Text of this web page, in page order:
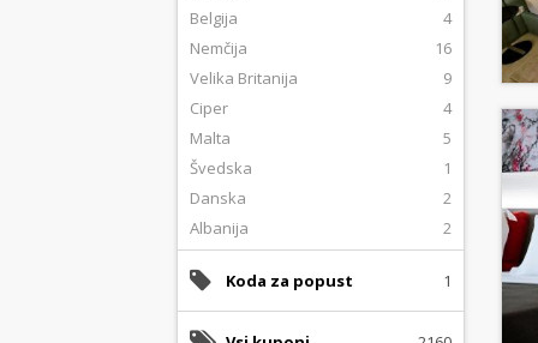
Belgija
4
Nemčija
16
Velika Britanija
9
Ciper
4
Malta
5
Švedska
1
Danska
2
Albanija
2
Koda za popust 1